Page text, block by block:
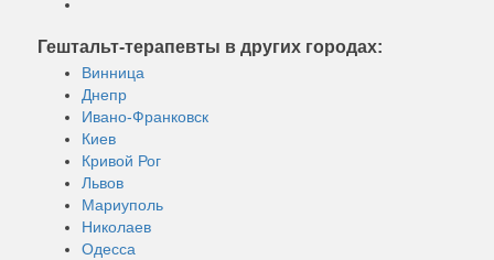
Гештальт-терапевты в других городах:
Винница
Днепр
Ивано-Франковск
Киев
Кривой Рог
Львов
Мариуполь
Николаев
Одесса